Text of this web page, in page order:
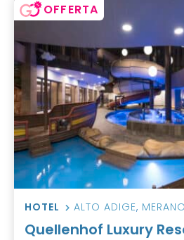
OFFERTA
HOTEL ALTO ADIGE,
Quellenhof Luxury